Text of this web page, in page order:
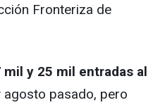
Fronteriza de
y 25 mil entradas al
agosto pasado, pero